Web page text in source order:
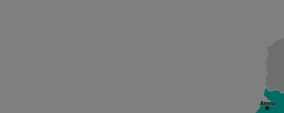
Arrest